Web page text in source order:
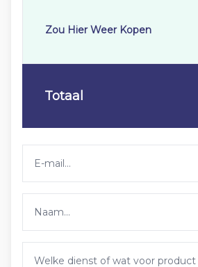
Zou Hier Weer Kopen
Totaal